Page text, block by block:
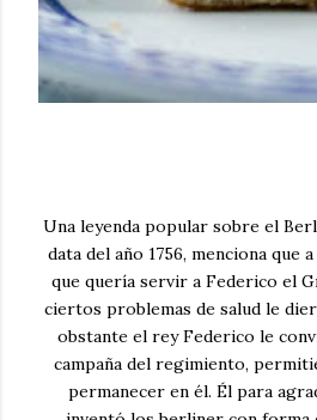
Una leyenda popular sobre el
data del año 1756, menciona que
que quería servir a Federico el
ciertos problemas de salud le
obstante el rey Federico le
campaña del regimiento,
permanecer en él. Él para